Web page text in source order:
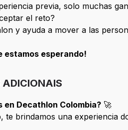
previa, solo muchas
el reto?
y ayuda a mover a las
estamos esperando!
ADICIONAIS
en Decathlon Colombia? 🚀
te brindamos una experiencia